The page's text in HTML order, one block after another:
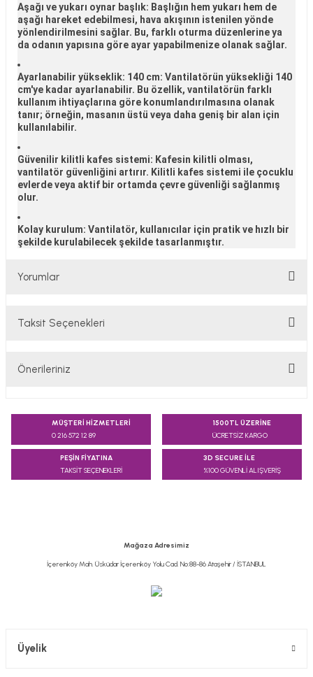
Aşağı ve yukarı oynar başlık: Başlığın hem yukarı hem de
aşağı hareket edebilmesi, hava akışının istenilen yönde
yönlendirilmesini sağlar. Bu, farklı oturma düzenlerine ya
da odanın yapısına göre ayar yapabilmenize olanak sağlar.
Ayarlanabilir yükseklik: 140 cm: Vantilatörün yüksekliği 140
cm'ye kadar ayarlanabilir. Bu özellik, vantilatörün farklı
kullanım ihtiyaçlarına göre konumlandırılmasına olanak
tanır; örneğin, masanın üstü veya daha geniş bir alan için
kullanılabilir.
Güvenilir kilitli kafes sistemi: Kafesin kilitli olması,
vantilatör güvenliğini artırır. Kilitli kafes sistemi ile çocuklu
evlerde veya aktif bir ortamda çevre güvenliği sağlanmış
olur.
Kolay kurulum: Vantilatör, kullanıcılar için pratik ve hızlı bir
şekilde kurulabilecek şekilde tasarlanmıştır.
Yorumlar
Taksit Seçenekleri
Önerileriniz
konularda yetersiz gördüğünüz noktaları öneri formunu
kullanarak tarafımıza iletebilirsiniz.
Görüş ve önerileriniz için teşekkür ederiz.
Ürün resmi kalitesiz, bozuk veya görüntülenemiyor.
MÜŞTERİ HİZMETLERİ
0 216 572 12 89
1500TL ÜZERİNE
ÜCRETSİZ KARGO
PEŞİN FİYATINA
TAKSİT SEÇENEKLERİ
3D SECURE İLE
%100 GÜVENLİ ALIŞVERİŞ
Mağaza Adresimiz
İçerenköy Mah. Üsküdar İçerenköy Yolu Cad. No:88-86 Ataşehir / İSTANBUL
Üyelik